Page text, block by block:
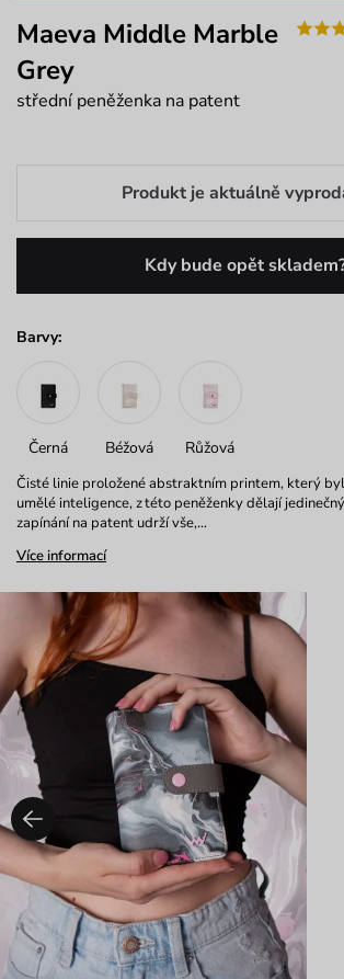
Maeva Middle Marble
Grey
střední peněženka na patent
Produkt je aktuálně
Kdy bude opět
Barvy:
Černá Béžová Růžová
Čisté linie proložené abstraktním printem, který
umělé inteligence, z této peněženky dělají
zapínání na patent udrží vše,…
Více informací